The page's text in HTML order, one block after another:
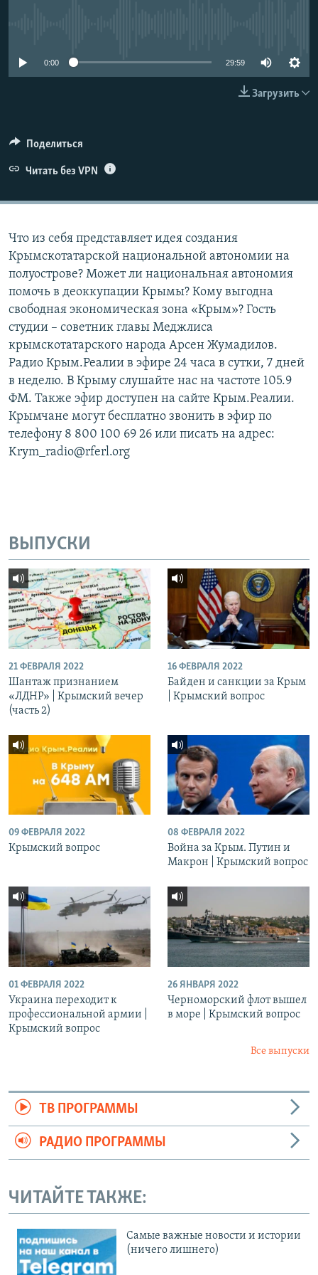
ELIFBE0:00 29:59
Загрузить
Поделиться
Читать без VPN
Что из себя представляет идея создания
Крымскотатарской национальной автономии на
полуострове? Может ли национальная автономия
помочь в деоккупации Крымы? Кому выгодна
свободная экономическая зона «Крым»? Гость
студии – советник главы Меджлиса
крымскотатарского народа Арсен Жумадилов.
Радио Крым.Реалии в эфире 24 часа в сутки, 7 дней
в неделю. В Крыму слушайте нас на частоте 105.9
ФМ. Также эфир доступен на сайте Крым.Реалии.
Крымчане могут бесплатно звонить в эфир по
телефону 8 800 100 69 26 или писать на адрес:
Krym_radio@rferl.org
ВЫПУСКИ
21 ФЕВРАЛЯ 2022
Шантаж признанием
«ЛДНР» | Крымский вечер
(часть 2)
16 ФЕВРАЛЯ 2022
Байден и санкции за Крым
| Крымский вопрос
09 ФЕВРАЛЯ 2022
Крымский вопрос
08 ФЕВРАЛЯ 2022
Война за Крым. Путин и
Макрон | Крымский вопрос
01 ФЕВРАЛЯ 2022
Украина переходит к
профессиональной армии |
Крымский вопрос
26 ЯНВАРЯ 2022
Черноморский флот вышел
в море | Крымский вопрос
Все выпуски
ТВ ПРОГРАММЫ
РАДИО ПРОГРАММЫ
ЧИТАЙТЕ ТАКЖЕ:
Cамые важные новости и истории
(ничего лишнего)